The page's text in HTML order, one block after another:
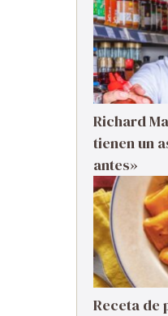
Richard
tienen un
antes»
Receta de